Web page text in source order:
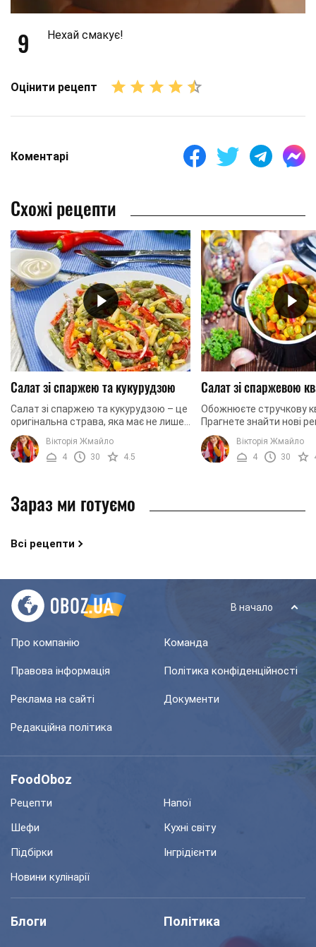
9 Нехай смакує!
Оцінити рецепт
Коментарі
Схожі рецепти
Салат зі спаржею та кукурудзою
Салат зі спаржею та кукурудзою – це
оригінальна страва, яка має не лише
унікальний склад, а й
неперевершений вигляд. Окрім двох
основних ...
Вікторія Жмайло
4
30 4.5
Салат зі спаржевою
Обожнюєте стручкову
Прагнете знайти нові
приготування страв із
компонентом? Не
вразити гостей під час
Вікторія Жмайло
4
30
Зараз ми готуємо
Всі рецепти
В начало
Про компанію Команда
Правова інформація Політика конфіденційності
Реклама на сайті Документи
Редакційна політика
FoodOboz
Рецепти
Напої
Шефи
Кухні світу
Підбірки
Інгрідієнти
Новини кулінарії
Блоги Політика